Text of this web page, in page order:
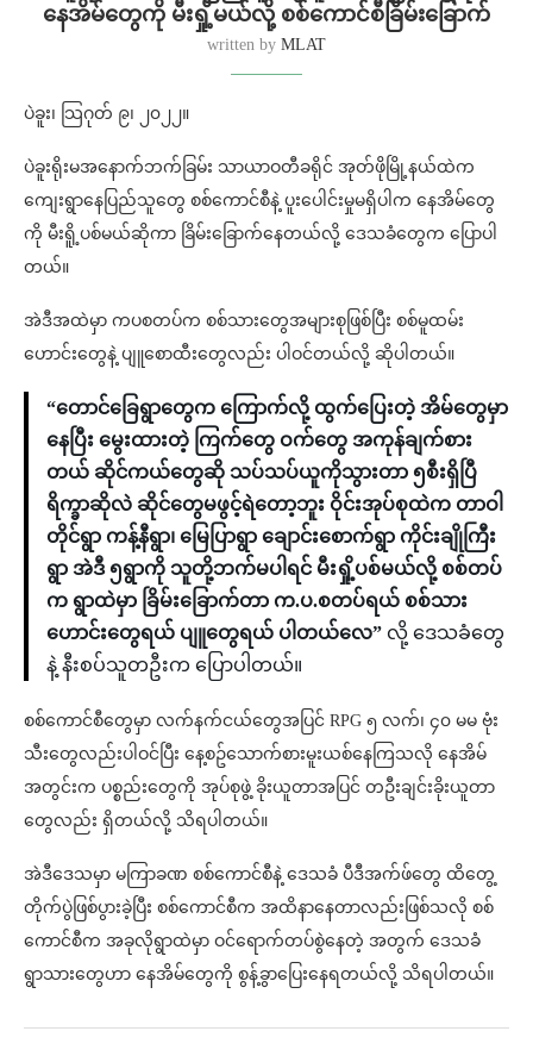
နေအိမ်တွေကို မီးရှို့မယ်လို့ စစ်ကောင်စီခြိမ်းခြောက်
written by MLAT
ပဲခူး၊ သြဂုတ် ၉၊ ၂၀၂၂။
ပဲခူးရိုးမအနောက်ဘက်ခြမ်း သာယာဝတီခရိုင် အုတ်ဖိုမြို့နယ်ထဲက
ကျေးရွာနေပြည်သူတွေ စစ်ကောင်စီနဲ့ ပူးပေါင်းမှုမရှိပါက နေအိမ်တွေ
ကို မီးရိူ့ပစ်မယ်ဆိုကာ ခြိမ်းခြောက်နေတယ်လို့ ဒေသခံတွေက ပြောပါ
တယ်။
အဲဒီအထဲမှာ ကပစတပ်က စစ်သားတွေအများစုဖြစ်ပြီး စစ်မူထမ်း
ဟောင်းတွေနဲ့ ပျူစောထီးတွေလည်း ပါဝင်တယ်လို့ ဆိုပါတယ်။
“တောင်ခြေရွာတွေက ကြောက်လို့ ထွက်ပြေးတဲ့ အိမ်တွေမှာ
နေပြီး မွေးထားတဲ့ ကြက်တွေ ဝက်တွေ အကုန်ချက်စား
တယ် ဆိုင်ကယ်တွေဆို သပ်သပ်ယူကိုသွားတာ ၅စီးရှိပြီ
ရိက္ခာဆိုလဲ ဆိုင်တွေမဖွင့်ရဲတော့ဘူး ဝိုင်းအုပ်စုထဲက တာဝါ
တိုင်ရွာ ကန့်နီရွာ၊ မြေပြာရွာ ချောင်းစောက်ရွာ ကိုင်းချိုကြီး
ရွာ အဲဒီ ၅ရွာကို သူတို့ဘက်မပါရင် မီးရှို့ပစ်မယ်လို့ စစ်တပ်
က ရွာထဲမှာ ခြိမ်းခြောက်တာ က.ပ.စတပ်ရယ် စစ်သား
ဟောင်းတွေရယ် ပျူတွေရယ် ပါတယ်လေ” လို့ ဒေသခံတွေ
နဲ့ နီးစပ်သူတဦးက ပြောပါတယ်။
စစ်ကောင်စီတွေမှာ လက်နက်ငယ်တွေအပြင် RPG ၅ လက်၊ ၄၀ မမ ဗုံး
သီးတွေလည်းပါဝင်ပြီး နေ့စဥ်သောက်စားမူးယစ်နေကြသလို နေအိမ်
အတွင်းက ပစ္စည်းတွေကို အုပ်စုဖွဲ့ ခိုးယူတာအပြင် တဦးချင်းခိုးယူတာ
တွေလည်း ရှိတယ်လို့ သိရပါတယ်။
အဲဒီဒေသမှာ မကြာခဏ စစ်ကောင်စီနဲ့ ဒေသခံ ပီဒီအက်ဖ်တွေ ထိတွေ့
တိုက်ပွဲဖြစ်ပွားခဲ့ပြီး စစ်ကောင်စီက အထိနာနေတာလည်းဖြစ်သလို စစ်
ကောင်စီက အခုလိုရွာထဲမှာ ဝင်ရောက်တပ်စွဲနေတဲ့ အတွက် ဒေသခံ
ရွာသားတွေဟာ နေအိမ်တွေကို စွန့်ခွာပြေးနေရတယ်လို့ သိရပါတယ်။